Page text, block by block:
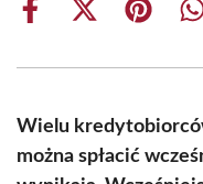
Share
Share
(Twitter)
Share
Wielu
można spłacić